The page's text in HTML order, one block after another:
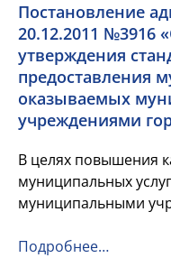
Постановление
20.12.2011 №3916
утверждения
предоставления
оказываемых
учреждениями
В целях повышения
муниципальных
муниципальными
Подробнее…